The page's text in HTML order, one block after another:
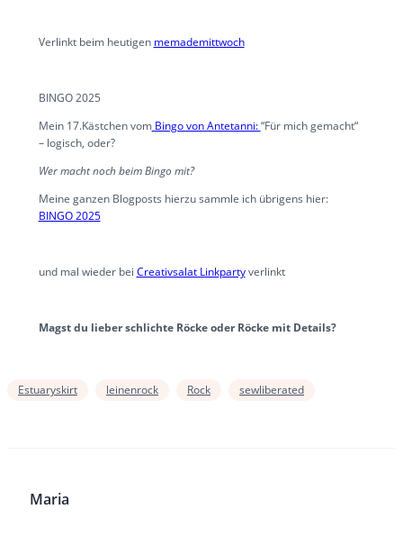
Verlinkt beim heutigen memademittwoch
BINGO 2025
Mein 17.Kästchen vomBingo von Antetanni:“Für mich gemacht“
– logisch, oder?
Wer macht noch beim Bingo mit?
Meine ganzen Blogposts hierzu sammle ich übrigens hier:
BINGO 2025
und mal wieder bei Creativsalat Linkpartyverlinkt
Magst du lieber schlichte Röcke oder Röcke mit Details?
Estuaryskirt leinenrock Rock sewliberated
Maria